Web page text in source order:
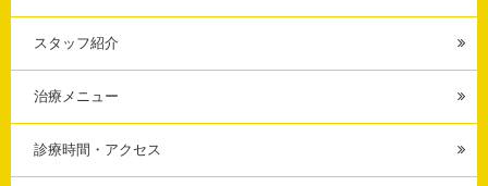
スタッフ紹介
治療メニュー
診療時間・アクセス